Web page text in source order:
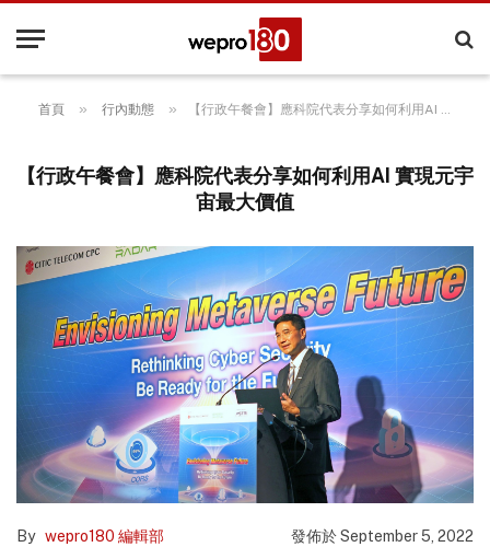
首頁 » 行內動態 » 【行政午餐會】應科院代表分享如何利用AI 實現元宇宙最大價值
【行政午餐會】應科院代表分享如何利用AI 實現元宇
宙最大價值
By wepro180 編輯部 發佈於September 5, 2022